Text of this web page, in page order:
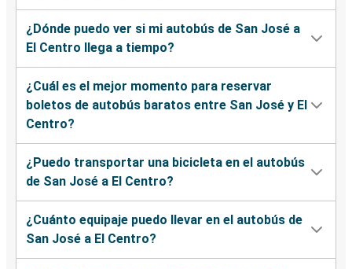
¿Dónde puedo ver si mi autobús de San José a
El Centro llega a tiempo?
¿Cuál es el mejor momento para reservar
boletos de autobús baratos entre San José y El
Centro?
¿Puedo transportar una bicicleta en el autobús
de San José a El Centro?
¿Cuánto equipaje puedo llevar en el autobús de
San José a El Centro?